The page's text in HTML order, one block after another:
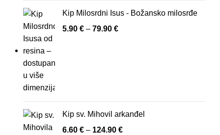
Kip Milosrdni Isus - Božansko milosrđe
5.90 € – 79.90 €
Kip sv. Mihovil arkanđel
6.60 € – 124.90 €